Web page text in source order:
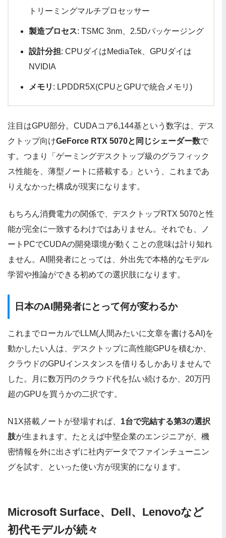
トリーミングマルチプロセッサー
製造プロセス: TSMC 3nm、2.5Dパッケージング
設計分担: CPUダイはMediaTek、GPUダイは
NVIDIA
メモリ : LPDDR5X(CPUとGPUで統合メモリ)
注目はGPU部分。CUDAコア6,144基という数字は、デス
クトップ向けGeForce RTX 5070と同じシェーダー数で
す。つまり「ゲーミングデスクトップ級のグラフィック
ス性能を、薄型ノートに搭載する」という、これまであ
りえなかった構成が現実になります。
もちろん消費電力の関係で、デスクトップRTX 5070と性
能が完全に一致するわけではありません。それでも、ノ
ートPCでCUDAの開発環境が動くことの意味は計り知れ
ません。AI開発者にとっては、外出先で本格的なモデル
学習や推論ができる初めての選択肢になります。
日本のAI開発者にとって何が変わるか
これまでローカルでLLM(人間みたいに文章を書けるAI)を
動かしたい人は、デスクトップに高性能GPUを積むか、
クラウドのGPUインスタンスを借りるしかありませんで
した。月に数万円のクラウド代を払い続けるか、20万円
超のGPUを買うかの二択です。
N1X搭載ノートが登場すれば、 1台で完結する第3の選択
肢が生まれます。たとえば中堅企業のエンジニアが、機
密情報を外に出さずに社内データでファインチューニン
グを試す、といった使い方が現実的になります。
Microsoft Surface、Dell、Lenovoなど
初代モデルが続々